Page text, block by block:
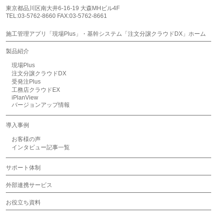
東京都品川区南大井6-16-19 大森MHビル4F
TEL:03-5762-8660 FAX:03-5762-8661
施工管理アプリ「現場Plus」・基幹システム「注文分譲クラウドDX」ホーム
製品紹介
現場Plus
注文分譲クラウドDX
受発注Plus
工務店クラウドEX
iPlanView
バージョンアップ情報
導入事例
お客様の声
インタビュー記事一覧
サポート体制
外部連携サービス
お役立ち資料